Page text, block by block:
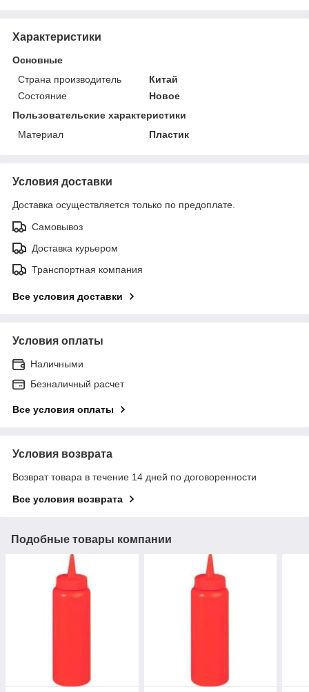
Характеристики
Основные
Страна производитель
Китай
Состояние
Новое
Пользовательские характеристики
Материал
Пластик
Условия доставки
Доставка осуществляется только по предоплате.
Самовывоз
Доставка курьером
Транспортная компания
Все условия доставки
Условия оплаты
Наличными
Безналичный расчет
Все условия оплаты
Условия возврата
Возврат товара в течение 14 дней по договоренности
Все условия возврата
Подобные товары компании